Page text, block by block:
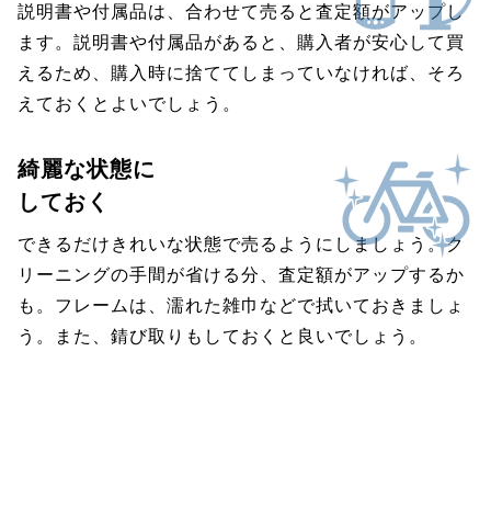
説明書や付属品は、合わせて売ると査定額がアップし
ます。説明書や付属品があると、購入者が安心して買
えるため、購入時に捨ててしまっていなければ、そろ
えておくとよいでしょう。
綺麗な状態に
しておく
できるだけきれいな状態で売るようにしましょう。ク
リーニングの手間が省ける分、査定額がアップするか
も。フレームは、濡れた雑巾などで拭いておきましょ
う。また、錆び取りもしておくと良いでしょう。